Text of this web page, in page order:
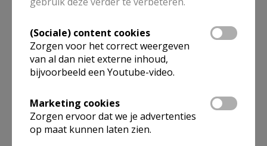
Organisatiestructuur
Niet gevonden wat je zocht? Hier vind je links naar de
gegevens van andere organisaties op het boven-,
(Sociale) content cookies
Zorgen voor het correct weergeven
van al dan niet externe inhoud,
bijvoorbeeld een Youtube-video.
Marketing cookies
Zorgen ervoor dat we je advertenties
op maat kunnen laten zien.